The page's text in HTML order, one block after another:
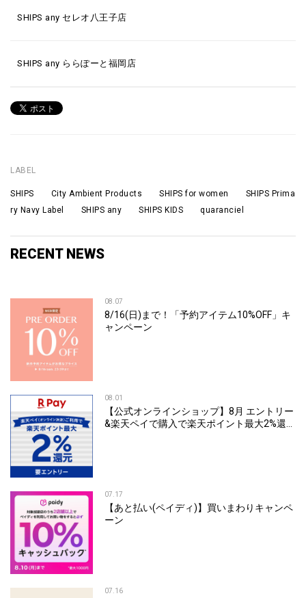
SHIPS any セレオ八王子店
SHIPS any ららぽーと福岡店
LABEL
SHIPS City Ambient Products SHIPS for women SHIPS Prima
ry Navy Label SHIPS any SHIPS KIDS quaranciel
RECENT NEWS
08.07
8/16(日)まで！「予約アイテム10%OFF」キ
ャンペーン
08.01
【公式オンラインショップ】8月 エントリー
&楽天ペイで購入で楽天ポイント最大2%還元
07.17
【あと払い(ペイディ)】買いまわりキャンペ
ーン
07.16